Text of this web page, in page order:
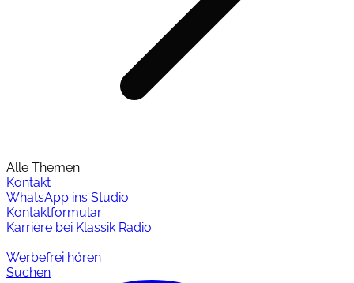
Alle Themen
Kontakt
WhatsApp ins Studio
Kontaktformular
Karriere bei Klassik Radio
Werbefrei hören
Suchen